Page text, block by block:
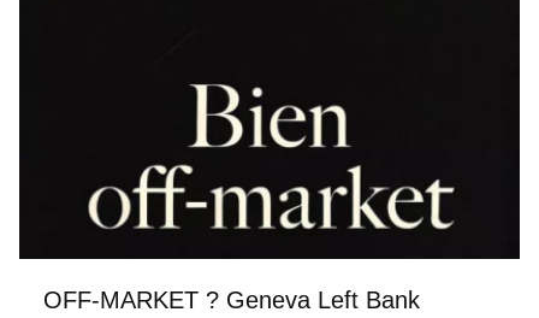
OFF-MARKET ? Geneva Left Bank